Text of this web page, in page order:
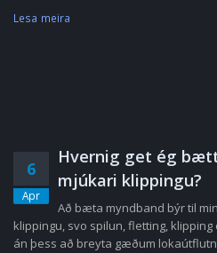
Lesa meira
6
Apr
Hvernig get ég
mjúkari klippingu?
Að bæta myndband býr til
klippingu, svo spilun, fletting,
án þess að breyta gæðum